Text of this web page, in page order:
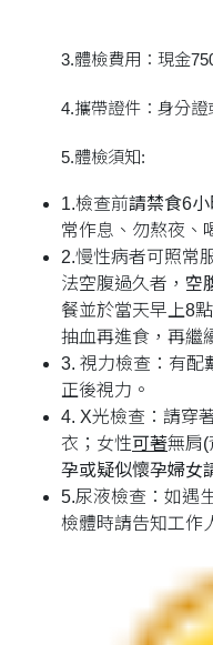
3.體檢費用：現金
4.攜帶證件：身分證
5.體檢須知:
1.檢查前請禁食6
常作息、勿熬夜、
2.慢性病者可照常
法空腹過久者， 空
餐並於當天早上8
抽血再進食，再繼
3. 視力檢查：有配
正後視力。
4. X光檢查：請穿
衣；女性可著無肩(
孕或疑似懷孕婦女
5.尿液檢查：如遇
檢體時請告知工作